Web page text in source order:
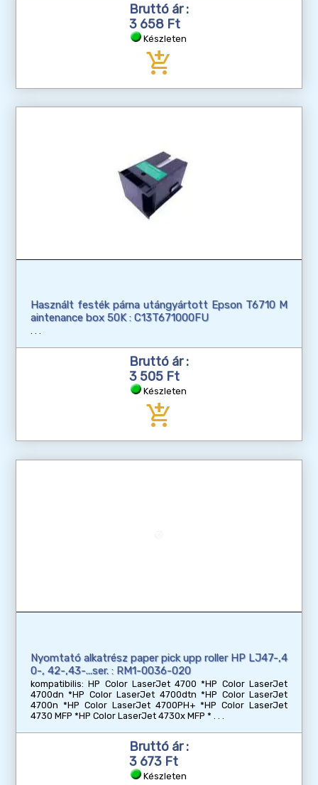
Bruttó ár :
3 658 Ft
Készleten
add_shopping_cart
Használt festék párna utángyártott Epson T6710 M
aintenance box 50K : C13T671000FU
Bruttó ár :
3 505 Ft
Készleten
add_shopping_cart
Nyomtató alkatrész paper pick upp roller HP LJ47-,4
0-, 42-,43-...ser. : RM1-0036-020
kompatibilis: HP Color LaserJet 4700 *HP Color LaserJet
4700dn *HP Color LaserJet 4700dtn *HP Color LaserJet
4700n *HP Color LaserJet 4700PH+ *HP Color LaserJet
4730 MFP *HP Color LaserJet 4730x MFP *
Bruttó ár :
3 673 Ft
Készleten